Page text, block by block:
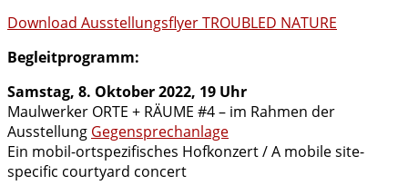
Download Ausstellungsflyer TROUBLED NATURE
Begleitprogramm:
Samstag, 8. Oktober 2022, 19 Uhr
Maulwerker ORTE + RÄUME #4 – im Rahmen der
Ausstellung Gegensprechanlage
Ein mobil-ortspezifisches Hofkonzert / A mobile site-
specific courtyard concert